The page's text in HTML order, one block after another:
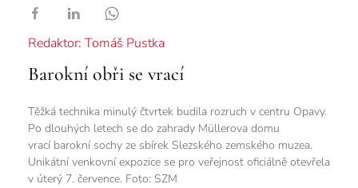
Redaktor: Tomáš Pustka
Barokní obři se vrací
Těžká technika minulý čtvrtek budila rozruch v centru Opavy.
Po dlouhých letech se do zahrady Müllerova domu
vrací barokní sochy ze sbírek Slezského zemského muzea.
Unikátní venkovní expozice se pro veřejnost oficiálně otevřela
v úterý 7. července. Foto: SZM